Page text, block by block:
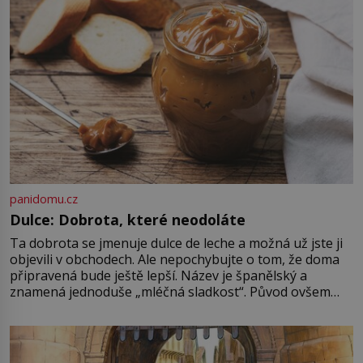
je ovšem jeden z nejslavnějších
vrahů, Jeffrey Dahmer (1960–1994).
Je 27. května 1991. […]
panidomu.cz
Dulce: Dobrota, které neodoláte
Ta dobrota se jmenuje dulce de leche a možná už jste ji
objevili v obchodech. Ale nepochybujte o tom, že doma
připravená bude ještě lepší. Název je španělský a
znamená jednoduše „mléčná sladkost“. Původ ovšem
pře hned několik latinskoamerických zemí a k tomu
Francie, kde se traduje,